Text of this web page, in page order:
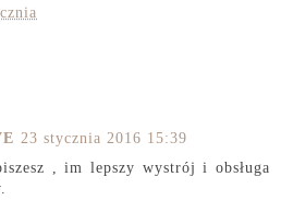
23 stycznia 2016 15:39
, im lepszy wystrój i obsługa